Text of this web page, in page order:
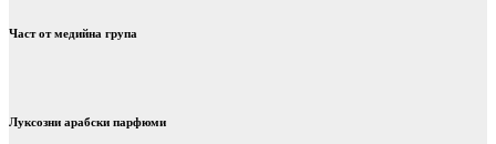
Част от медийна група
Луксозни арабски парфюми